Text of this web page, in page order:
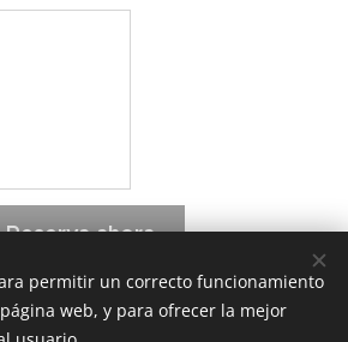
Reserva ahora
permitir un correcto funcionamiento
web, y para ofrecer la mejor